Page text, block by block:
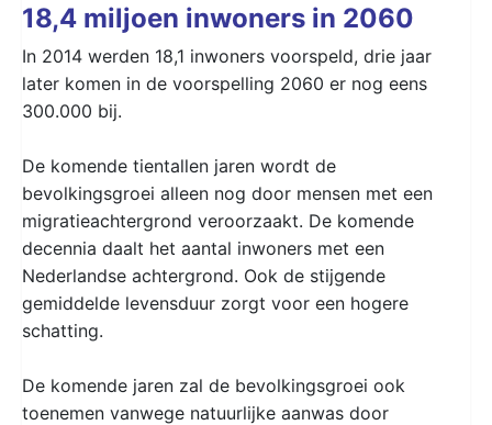
18,4 miljoen inwoners in 2060
In 2014 werden 18,1 inwoners voorspeld, drie jaar
later komen in de voorspelling 2060 er nog eens
300.000 bij.
De komende tientallen jaren wordt de
bevolkingsgroei alleen nog door mensen met een
migratieachtergrond veroorzaakt. De komende
decennia daalt het aantal inwoners met een
Nederlandse achtergrond. Ook de stijgende
gemiddelde levensduur zorgt voor een hogere
schatting.
De komende jaren zal de bevolkingsgroei ook
toenemen vanwege natuurlijke aanwas door